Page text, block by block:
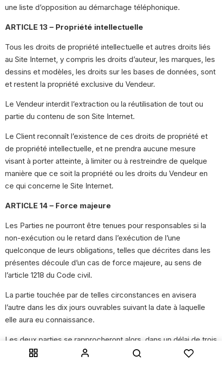
une liste d’opposition au démarchage téléphonique.
ARTICLE 13 – Propriété intellectuelle
Tous les droits de propriété intellectuelle et autres droits liés
au Site Internet, y compris les droits d’auteur, les marques, les
dessins et modèles, les droits sur les bases de données, sont
et restent la propriété exclusive du Vendeur.
Le Vendeur interdit l’extraction ou la réutilisation de tout ou
partie du contenu de son Site Internet.
Le Client reconnaît l’existence de ces droits de propriété et
de propriété intellectuelle, et ne prendra aucune mesure
visant à porter atteinte, à limiter ou à restreindre de quelque
manière que ce soit la propriété ou les droits du Vendeur en
ce qui concerne le Site Internet.
ARTICLE 14 – Force majeure
Les Parties ne pourront être tenues pour responsables si la
non-exécution ou le retard dans l’exécution de l’une
quelconque de leurs obligations, telles que décrites dans les
présentes découle d’un cas de force majeure, au sens de
l’article 1218 du Code civil.
La partie touchée par de telles circonstances en avisera
l’autre dans les dix jours ouvrables suivant la date à laquelle
elle aura eu connaissance.
Les deux parties se rapprocheront alors, dans un délai de trois
mois, sauf impossibilité due au cas de force majeure, pour